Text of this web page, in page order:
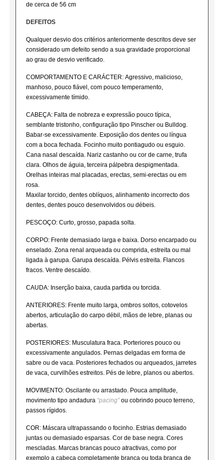
de cerca de 56 cm
DEFEITOS
Qualquer desvio dos critérios anteriormente descritos deve ser
considerado um defeito sendo a sua gravidade proporcional
ao grau de desvio verificado.
COMPORTAMENTO E CARÁCTER: Agressivo, malicioso,
manhoso, pouco fiável, com pouco temperamento,
excessivamente tímido.
CABEÇA: Falta de nobreza e expressão pouco típica,
semblante tristonho, configuração tipo Pinscher ou Bulldog.
Babar-se excessivamente. Exposição dos dentes ou língua
com a boca fechada. Focinho muito pontiagudo ou esguio.
Cana nasal descaída. Nariz castanho ou cor de carne, trufa
clara. Olhos de águia, terceira pálpebra despigmentada.
Orelhas inteiras mal placadas, erectas, semi-erectas ou em
rosa.
Maxilar torcido, dentes oblíquos, alinhamento incorrecto dos
dentes, dentes pouco desenvolvidos ou débeis.
PESCOÇO: Curto, grosso, papada solta.
CORPO: Frente demasiado larga e baixa. Dorso encarpado ou
enselado. Zona renal arqueada ou comprida, estreita ou mal
ligada à garupa. Garupa descaída. Pélvis estreita. Flancos
fracos. Ventre descaído.
CAUDA: Inserção baixa, cauda partida ou torcida.
ANTERIORES: Frente muito larga, ombros soltos, cotovelos
abertos, articulação do carpo débil, mãos de lebre, planas ou
abertas.
POSTERIORES: Musculatura fraca. Porteriores pouco ou
excessivamente angulados. Pernas delgadas em forma de
sabre ou de vaca. Posteriores fechados ou arqueados, jarretes
de vaca, curvilhões estreitos. Pés de lebre, planos ou abertos.
MOVIMENTO: Oscilante ou arrastado. Pouca amplitude,
movimento tipo andadura “pacing”ou cobrindo pouco terreno,
passos rígidos.
COR: Máscara ultrapassando o focinho. Estrias demasiado
juntas ou demasiado esparsas. Cor de base negra. Cores
mescladas. Marcas brancas pouco atractivas, como por
exemplo a cabeça completamente branca ou toda branca de